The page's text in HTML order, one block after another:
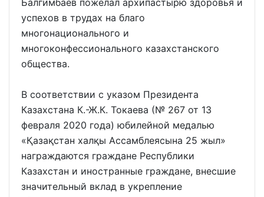
Балгимбаев пожелал архипастырю здоровья и
успехов в трудах на благо
многонационального и
многоконфессионального казахстанского
общества.
В соответствии с указом Президента
Казахстана К.-Ж.К. Токаева (№ 267 от 13
февраля 2020 года) юбилейной медалью
«Қазақстан халқы Ассамблеясына 25 жыл»
награждаются граждане Республики
Казахстан и иностранные граждане, внесшие
значительный вклад в укрепление